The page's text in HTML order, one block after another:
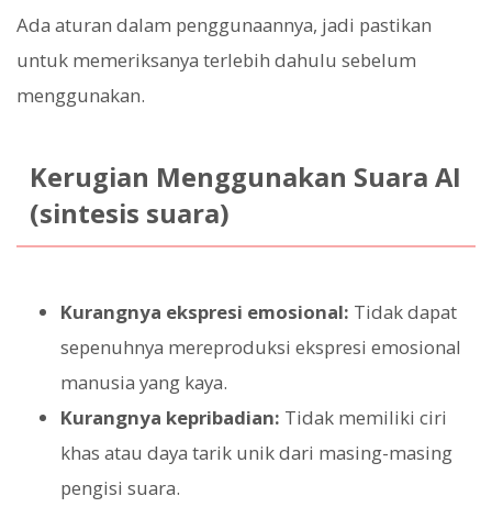
Ada aturan dalam penggunaannya, jadi pastikan
untuk memeriksanya terlebih dahulu sebelum
menggunakan.
Kerugian Menggunakan Suara AI
(sintesis suara)
Kurangnya ekspresi emosional: Tidak dapat
sepenuhnya mereproduksi ekspresi emosional
manusia yang kaya.
Kurangnya kepribadian: Tidak memiliki ciri
khas atau daya tarik unik dari masing-masing
pengisi suara.